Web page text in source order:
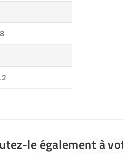
le également à